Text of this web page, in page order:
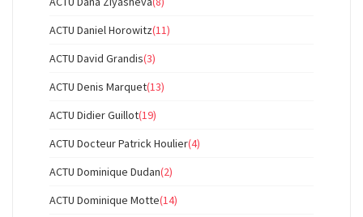
ACTU Daniel Horowitz(11)
ACTU David Grandis(3)
ACTU Denis Marquet(13)
ACTU Didier Guillot(19)
ACTU Docteur Patrick Houlier(4)
ACTU Dominique Dudan(2)
ACTU Dominique Motte(14)